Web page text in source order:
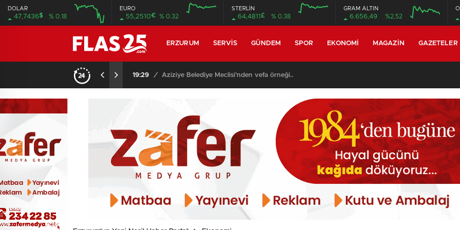
DOLAR
47,7436$ % 0.18
EURO
55,2510€ % 0.32
STERLİN
64,4811 £ % 0.38
GRAM ALTIN
6.656,49 %2,52
ERZURUM SERVIS GÜNDEM SPOR EKONOMI MAGAZIN GAZETELER
19:29 / Aziziye Belediye Meclisi’nden vefa örneği..